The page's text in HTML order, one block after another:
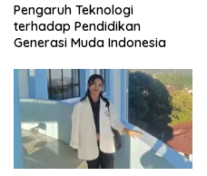
Pengaruh Teknologi
terhadap Pendidikan
Generasi Muda Indonesia